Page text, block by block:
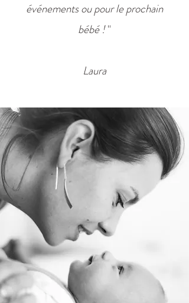
événements ou pour le prochain
bébé !"
Laura